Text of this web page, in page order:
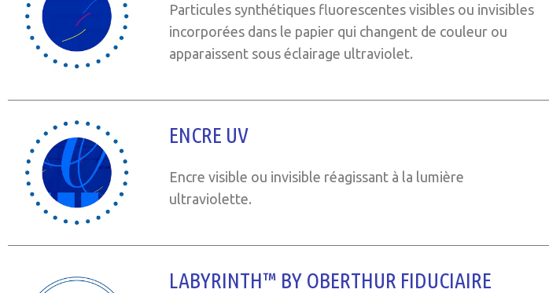
Particules synthétiques fluorescentes visibles ou invisibles
incorporées dans le papier qui changent de couleur ou
apparaissent sous éclairage ultraviolet.
ENCRE UV
Encre visible ou invisible réagissant à la lumière
ultraviolette.
LABYRINTH™ BY OBERTHUR FIDUCIAIRE